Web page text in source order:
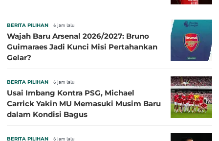
BERITA PILIHAN 6 jam lalu
Wajah Baru Arsenal 2026/2027: Bruno
Guimaraes Jadi Kunci Misi Pertahankan
Gelar?
BERITA PILIHAN 6 jam lalu
Usai Imbang Kontra PSG, Michael
Carrick Yakin MU Memasuki Musim Baru
dalam Kondisi Bagus
BERITA PILIHAN 6 jam lalu